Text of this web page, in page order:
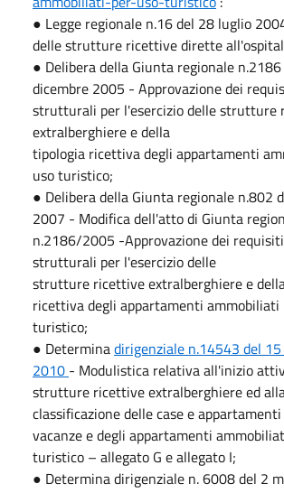
● Legge regionale n.16 del 28 luglio
delle strutture ricettive dirette
● Delibera della Giunta regionale
dicembre 2005 - Approvazione dei
strutturali per l'esercizio delle strutture
extralberghiere e della
tipologia ricettiva degli appartamenti
uso turistico;
● Delibera della Giunta regionale n.802
2007 - Modifica dell'atto di Giunta
n.2186/2005 -Approvazione dei
strutturali per l'esercizio delle
strutture ricettive extralberghiere e
ricettiva degli appartamenti ammobiliati
turistico;
● Determinadirigenziale n.14543 del
2010 - Modulistica relativa all'inizio
strutture ricettive extralberghiere ed
classificazione delle case e
vacanze e degli appartamenti
turistico – allegato G e allegato I;
● Determina dirigenziale n. 6008 del 2